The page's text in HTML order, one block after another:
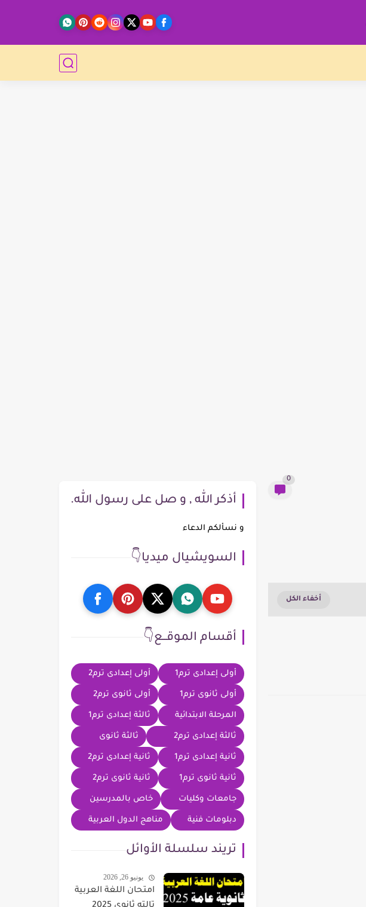
0
أذكر الله , و صل على رسول الله.
و نسألكم الدعاء
السويشيال ميديا👇
أقسام الموقــع👇
أولى إعدادى ترم1 أولى إعدادى ترم2
أولى ثانوى ترم1 أولى ثانوى ترم2
المرحلة الابتدائية ثالثة إعدادى ترم1
ثالثة إعدادى ترم2 ثالثة ثانوى
ثانية إعدادى ترم1 ثانية إعدادى ترم2
ثانية ثانوى ترم1 ثانية ثانوى ترم2
جامعات وكليات خاص بالمدرسين
دبلومات فنية مناهج الدول العربية
تريند سلسلة الأوائل
يونيو 26, 2026
امتحان اللغة العربية